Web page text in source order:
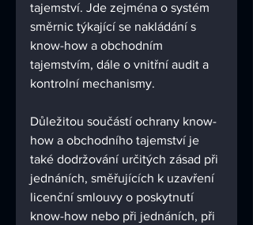
tajemství. Jde zejména o systém
směrnic týkající se nakládání s
know-how a obchodním
tajemstvím, dále o vnitřní audit a
kontrolní mechanismy.
Důležitou součástí ochrany know-
how a obchodního tajemství je
také dodržování určitých zásad při
jednáních, směřujících k uzavření
licenční smlouvy o poskytnutí
know-how nebo při jednáních, při